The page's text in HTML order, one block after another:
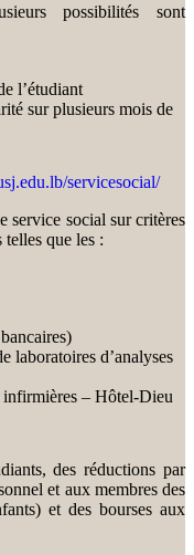
possibilités sont
l’étudiant
sur plusieurs mois de
servicesocial/
service social sur critères
telles que les :
laboratoires d’analyses
infirmières – Hôtel-Dieu
des réductions par
et aux membres des
et des bourses aux